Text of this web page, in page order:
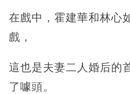
在戲中，霍建華和林心
戲，
這也是夫妻二人婚后的
了噱頭。